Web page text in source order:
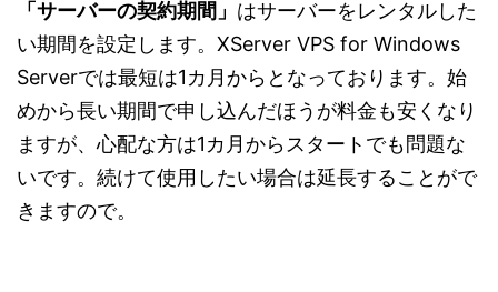
「サーバーの契約期間」 はサーバーをレンタルした
い期間を設定します。XServer VPS for Windows
Serverでは最短は1カ月からとなっております。始
めから長い期間で申し込んだほうが料金も安くなり
ますが、心配な方は1カ月からスタートでも問題な
いです。続けて使用したい場合は延長することがで
きますので。